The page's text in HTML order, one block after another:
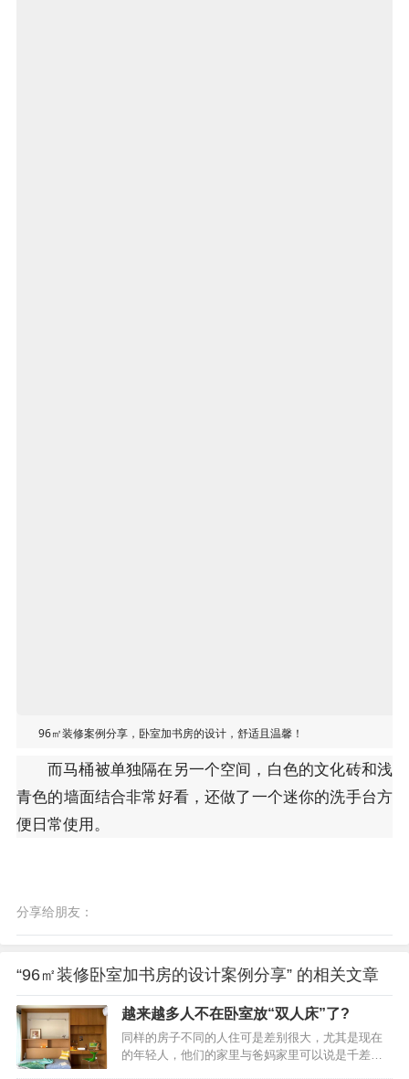
96㎡装修案例分享，卧室加书房的设计，舒适且温馨！
而马桶被单独隔在另一个空间，白色的文化砖和浅
青色的墙面结合非常好看，还做了一个迷你的洗手台方
便日常使用。
分享给朋友：
“96㎡装修卧室加书房的设计案例分享” 的相关文章
越来越多人不在卧室放“双人床”了?
同样的房子不同的人住可是差别很大，尤其是现在
的年轻人，他们的家里与爸妈家里可以说是千差万